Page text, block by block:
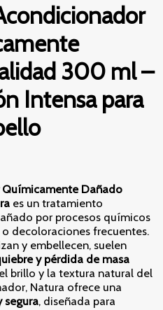
300 ml –
Intensa para
Dañado
es un tratamiento
por procesos químicos
decoloraciones frecuentes.
y embellecen, suelen
y pérdida de masa
brillo y la textura natural del
Natura ofrece una
segura, diseñada para